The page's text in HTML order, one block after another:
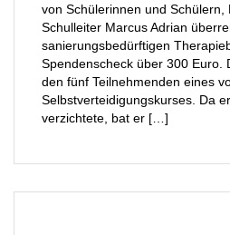
von Schülerinnen und Schülern,
Schulleiter Marcus Adrian
sanierungsbedürftigen
Spendenscheck über 300 Euro.
den fünf Teilnehmenden eines
Selbstverteidigungskurses. Da
verzichtete, bat er […]